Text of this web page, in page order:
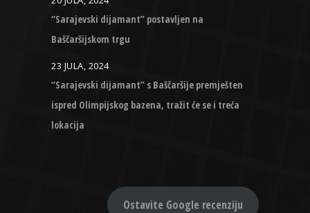
“Sarajevski dijamant” postavljen na
Baščaršijskom trgu
23 JULA, 2024
“Sarajevski dijamant” s Baščaršije premješten
ispred Olimpijskog bazena, tražit će se i treća
lokacija
Ostavite Google recenziju